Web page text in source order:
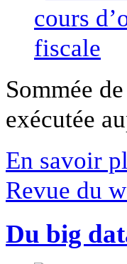
Sommée
exécutée
En savoir
Revue du
Du big